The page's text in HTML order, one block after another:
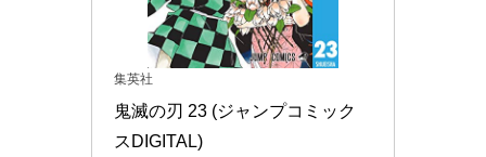
集英社
鬼滅の刃 23 (ジャンプコミック
スDIGITAL)